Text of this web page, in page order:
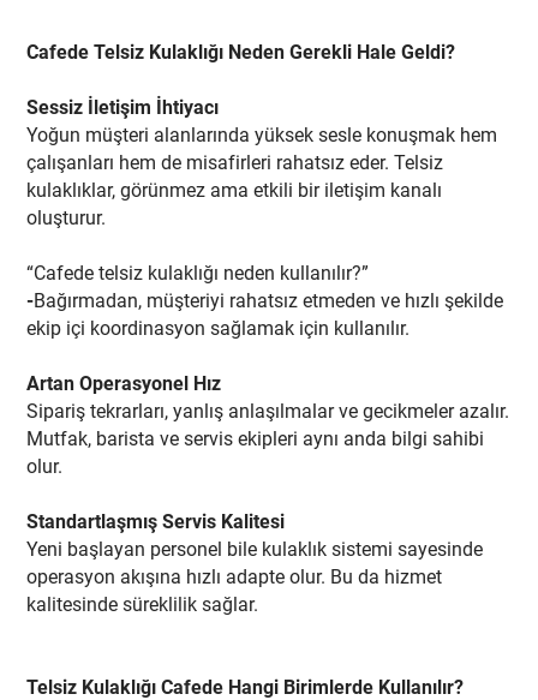
Cafede Telsiz Kulaklığı Neden Gerekli Hale Geldi?
Sessiz İletişim İhtiyacı
Yoğun müşteri alanlarında yüksek sesle konuşmak hem
çalışanları hem de misafirleri rahatsız eder. Telsiz
kulaklıklar, görünmez ama etkili bir iletişim kanalı
oluşturur.
“Cafede telsiz kulaklığı neden kullanılır?”
-Bağırmadan, müşteriyi rahatsız etmeden ve hızlı şekilde
ekip içi koordinasyon sağlamak için kullanılır.
Artan Operasyonel Hız
Sipariş tekrarları, yanlış anlaşılmalar ve gecikmeler azalır.
Mutfak, barista ve servis ekipleri aynı anda bilgi sahibi
olur.
Standartlaşmış Servis Kalitesi
Yeni başlayan personel bile kulaklık sistemi sayesinde
operasyon akışına hızlı adapte olur. Bu da hizmet
kalitesinde süreklilik sağlar.
Telsiz Kulaklığı Cafede Hangi Birimlerde Kullanılır?